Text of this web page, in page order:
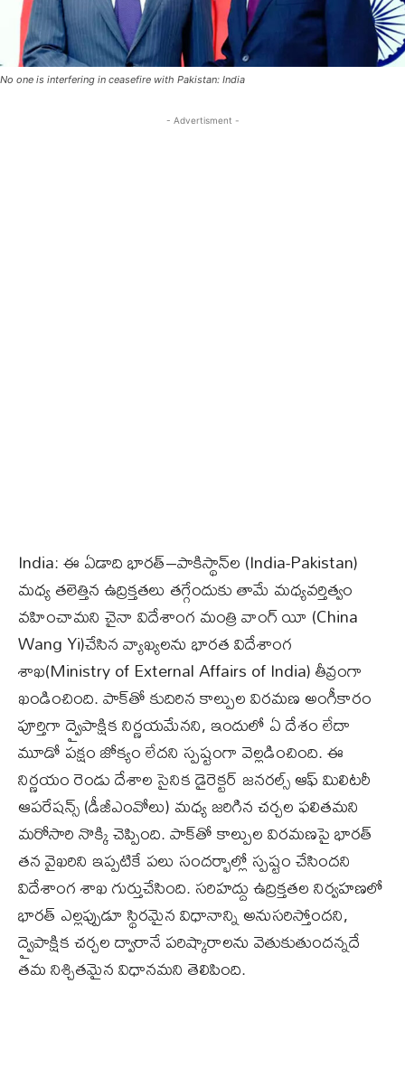
No one is interfering in ceasefire with Pakistan: India
- Advertisment -
India: ఈ ఏడాది భారత్‌–పాకిస్థాన్‌ల (India-Pakistan)
మధ్య తలెత్తిన ఉద్రిక్తతలు తగ్గేందుకు తామే మధ్యవర్తిత్వం
వహించామని చైనా విదేశాంగ మంత్రి వాంగ్‌ యీ (China
Wang Yi)చేసిన వ్యాఖ్యలను భారత విదేశాంగ
శాఖ(Ministry of External Affairs of India) తీవ్రంగా
ఖండించింది. పాక్‌తో కుదిరిన కాల్పుల విరమణ అంగీకారం
పూర్తిగా ద్వైపాక్షిక నిర్ణయమేనని, ఇందులో ఏ దేశం లేదా
మూడో పక్షం జోక్యం లేదని స్పష్టంగా వెల్లడించింది. ఈ
నిర్ణయం రెండు దేశాల సైనిక డైరెక్టర్‌ జనరల్స్‌ ఆఫ్‌ మిలిటరీ
ఆపరేషన్స్‌ (డీజీఎంవోలు) మధ్య జరిగిన చర్చల ఫలితమని
మరోసారి నొక్కి చెప్పింది. పాక్‌తో కాల్పుల విరమణపై భారత్‌
తన వైఖరిని ఇప్పటికే పలు సందర్భాల్లో స్పష్టం చేసిందని
విదేశాంగ శాఖ గుర్తుచేసింది. సరిహద్దు ఉద్రిక్తతల నిర్వహణలో
భారత్‌ ఎల్లప్పుడూ స్థిరమైన విధానాన్ని అనుసరిస్తోందని,
ద్వైపాక్షిక చర్చల ద్వారానే పరిష్కారాలను వెతుకుతుందన్నదే
తమ నిశ్చితమైన విధానమని తెలిపింది.